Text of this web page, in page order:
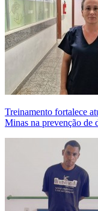
Treinamento fortalece
Minas na prevenção de